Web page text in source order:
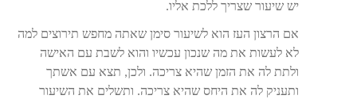
יש שיעור שצריך ללכת אליו.
אם הרצון העז הוא לשיעור סימן שאתה מחפש תירוצים למה
לא לעשות את מה שנכון עכשיו והוא לשבת עם האישה
ולתת לה את הזמן שהיא צריכה. ולכן, תצא עם אשתך
ותעניק לה את היחס שהיא צריכה. ותשלים את השיעור